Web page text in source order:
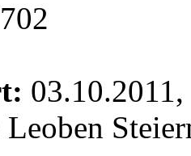
702
Leoben